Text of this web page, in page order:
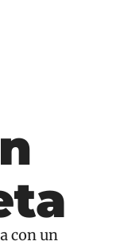
con un